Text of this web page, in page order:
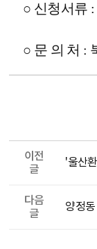
○ 신청서류 :
○ 문 의 처 :
이전
글
'울산
다음
글
양정